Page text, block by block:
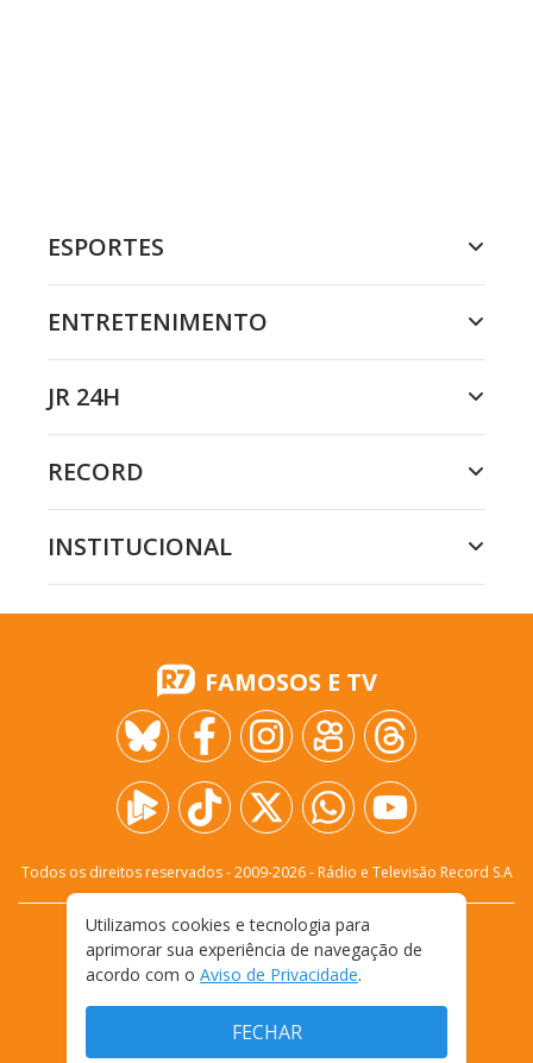
ESPORTES
ENTRETENIMENTO
JR 24H
RECORD
INSTITUCIONAL
FAMOSOS E TV
Todos os direitos reservados - 2009-2026- Rádio e Televisão Record S.A
FALE CONOSCO
PRIVACIDADE
TERMOS E CONDIÇÕES DE USO
Utilizamos cookies e tecnologia para
aprimorar sua experiência de navegação de
acordo com o Aviso de Privacidade.
FECHAR